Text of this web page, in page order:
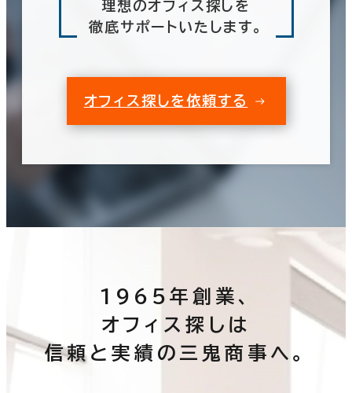
理想のオフィス探しを
徹底サポートいたします。
オフィス探しを依頼する
1965年創業、
オフィス探しは
信頼と実績の三鬼商事へ。